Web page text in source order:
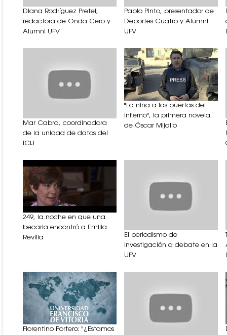
Diana Rodríguez Pretel,
redactora de Onda Cero y
Alumni UFV
Pablo Pinto, presentador de
Deportes Cuatro y Alumni
UFV
Mar Cabra, coordinadora
de la unidad de datos del
ICIJ
"La niña a las puertas del
infierno", la primera novela
de Óscar Mijallo
249, la noche en que una
becaria encontró a Emilia
Revilla
El periodismo de
investigación a debate en la
UFV
Florentino Portero: "¿Estamos